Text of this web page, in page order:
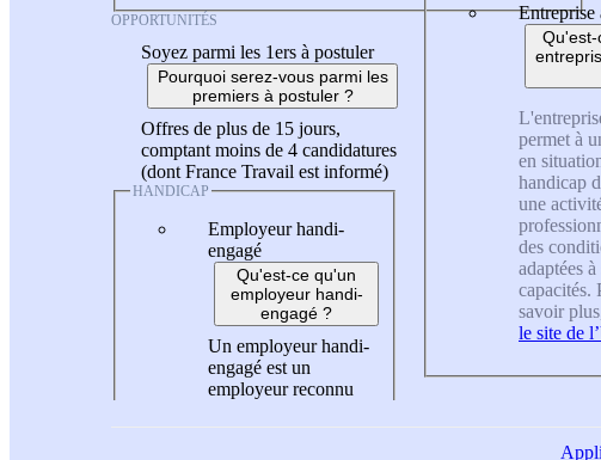
OPPORTUNITÉS
Soyez parmi les 1ers à postuler
Pourquoi serez-vous parmi les
premiers à postuler ?
Offres de plus de 15 jours,
comptant moins de 4 candidatures
(dont France Travail est informé)
HANDICAP
Employeur handi-
engagé
Qu'est-ce qu'un
employeur handi-
engagé ?
Un employeur handi-
engagé est un
employeur reconnu
Entreprise
permet à
en
handicap
une
des
adaptées à
capacités.
savoir
le site de